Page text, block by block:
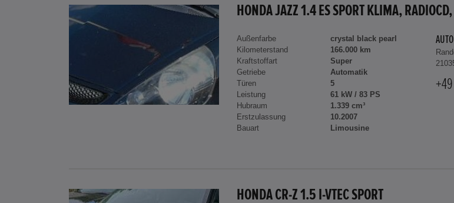
Außenfarbe
crystal black pearl
Kilometerstand
166.000 km
Kraftstoffart
Super
Getriebe
Automatik
Türen
5
Leistung
61 kW / 83 PS
Hubraum
1.339 cm³
Erstzulassung
10.2007
Bauart
Limousine
HONDA CR-Z 1.5 I-VTEC SPORT